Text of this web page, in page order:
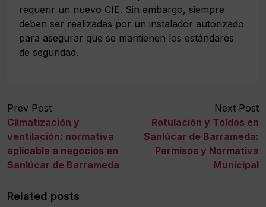
requerir un nuevo CIE. Sin embargo, siempre
deben ser realizadas por un instalador autorizado
para asegurar que se mantienen los estándares
de seguridad.
Prev Post
Climatización y
ventilación: normativa
aplicable a negocios en
Sanlúcar de Barrameda
Next Post
Rotulación y Toldos en
Sanlúcar de Barrameda:
Permisos y Normativa
Municipal
Related posts